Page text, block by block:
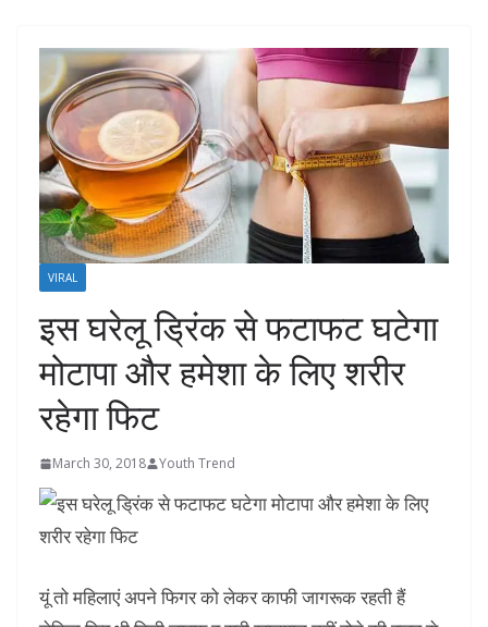
VIRAL
इस घरेलू ड्रिंक से फटाफट घटेगा
मोटापा और हमेशा के लिए शरीर
रहेगा फिट
March 30, 2018 Youth Trend
यूं तो महिलाएं अपने फिगर को लेकर काफी जागरूक रहती हैं